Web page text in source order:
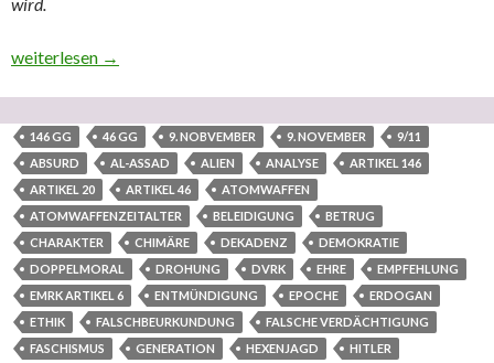
Teil 10 “In ‘eigener’ Sache” (neunter ausgelagerter
weiterlesen →
146 GG 46 GG 9. NOBVEMBER 9. NOVEMBER
9/11
ABSURD
AL-ASSAD ALIEN ANALYSE
ARTIKEL 146
ARTIKEL 20
ARTIKEL 46
ATOMWAFFEN
ATOMWAFFENZEITALTER
BELEIDIGUNG
BETRUG
CHARAKTER
CHIMÄRE DEKADENZ
DEMOKRATIE
DOPPELMORAL
DROHUNG DVRK EHRE
EMPFEHLUNG
EMRK ARTIKEL 6
ENTMÜNDIGUNG EPOCHE
ERDOGAN
ETHIK
FALSCHBEURKUNDUNG
FALSCHE VERDÄCHTIGUNG
FASCHISMUS
GENERATION HEXENJAGD
HITLER